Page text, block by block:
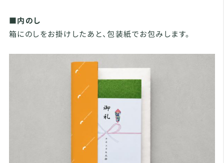
■内のし
箱にのしをお掛けしたあと、包装紙でお包みします。